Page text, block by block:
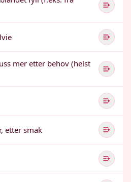
mer etter behov (helst
etter smak